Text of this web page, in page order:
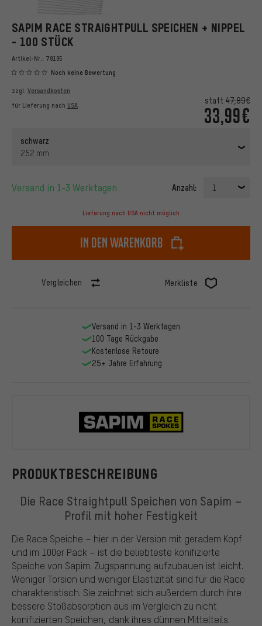
SAPIM RACE STRAIGHTPULL SPEICHEN + NIPPEL
- 100 STÜCK
Artikel-Nr.: 79195
Noch keine Bewertung
statt 47,89€
33,99€
zzgl. Versandkosten
für Lieferung nach USA
schwarz
252 mm
Versand in 1-3 Werktagen Anzahl: 1
Lieferung nach USA nicht möglich
In den Warenkorb
Vergleichen Merkliste
PRODUKTBESCHREIBUNG
Die Race Straightpull Speichen von Sapim –
Profil mit hoher Festigkeit
Die Race Speiche – hier in der Version mit geradem Kopf
und im 100er Pack – ist die beliebteste konifizierte
Speiche von Sapim. Zugspannung aufzubauen ist leicht.
Weniger Torsion und weniger Elastizität sind für die Race
charakteristisch. Sie zeichnet sich außerdem durch ihre
bessere Stoßabsorption aus im Vergleich zu nicht
konifizierten Speichen, dank ihres dünnen Mittelteils.
Versand in 1-3 Werktagen
100 Tage Rückgabe
Kostenlose Retoure
25+ Jahre Erfahrung
Sapim